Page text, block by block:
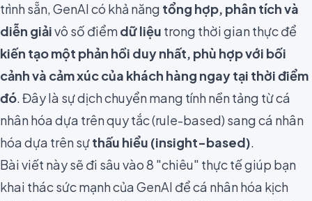
trình sẵn, GenAI có khả năng tổng hợp, phân tích và
diễn giảivô số điểmdữ liệu trong thời gian thực để
kiến tạo một phản hồi duy nhất, phù hợp với bối
cảnh và cảm xúc của khách hàng ngay tại thời điểm
đó. Đây là sự dịch chuyển mang tính nền tảng từ cá
nhân hóa dựa trên quy tắc (rule-based) sang cá nhân
hóa dựa trên sựthấu hiểu (insight-based).
Bài viết này sẽ đi sâu vào 8 "chiêu" thực tế giúp bạn
khai thác sức mạnh của GenAI để cá nhân hóa kịch